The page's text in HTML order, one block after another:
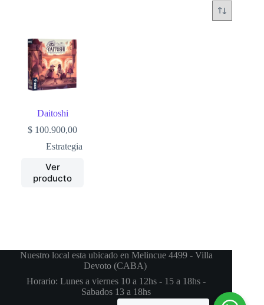
Daitoshi
$ 100.900,00
Estrategia
Ver
producto
Nuestro local esta ubicado en Melincue 4499 - Villa
Devoto (CABA)
Horario: Lunes a viernes 10 a 12hs - 15 a 18hs -
Sabados 13 a 18hs